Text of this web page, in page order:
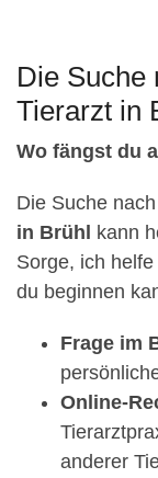
Die Suche
Tierarzt in
Wo fängst du
Die Suche
in Brühl kann
Sorge, ich
du beginnen
Frage im
Online-
anderer